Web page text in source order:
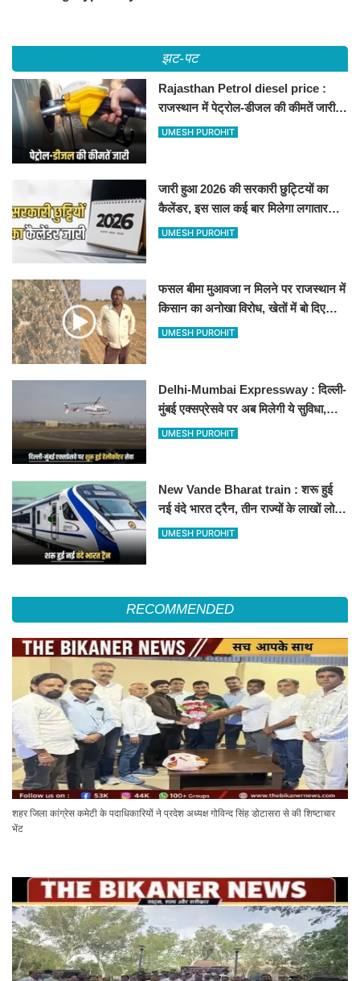
झट-पट
Rajasthan Petrol diesel price :
राजस्थान में पेट्रोल-डीजल की कीमतें जारी,
जानिए बीकानेर समेत पुरे प्रदेश में नए रेट
UMESH PUROHIT
जारी हुआ 2026 की सरकारी छुट्टियों का
कैलेंडर, इस साल कई बार मिलेगा लगातार
अवकाश, देखें
UMESH PUROHIT
फसल बीमा मुआवजा न मिलने पर राजस्थान में
किसान का अनोखा विरोध, खेतों में बो दिए
500-500 रुपए के नोट, वीडियो वायरल
UMESH PUROHIT
Delhi-Mumbai Expressway : दिल्ली-
मुंबई एक्सप्रेसवे पर अब मिलेगी ये सुविधा,
हेलीकॉप्टर सर्विस से तुरंत घायल पहुंचेगा
UMESH PUROHIT
New Vande Bharat train : शरू हुई
नई वंदे भारत ट्रैन, तीन राज्यों के लाखों लोगों
का सफर होगा आसान, देखें पूरा रूटमैप
UMESH PUROHIT
RECOMMENDED
शहर जिला कांग्रेस कमेटी के पदाधिकारियों ने प्रदेश अध्यक्ष गोविन्द सिंह डोटासरा से की शिष्टाचार
भेंट